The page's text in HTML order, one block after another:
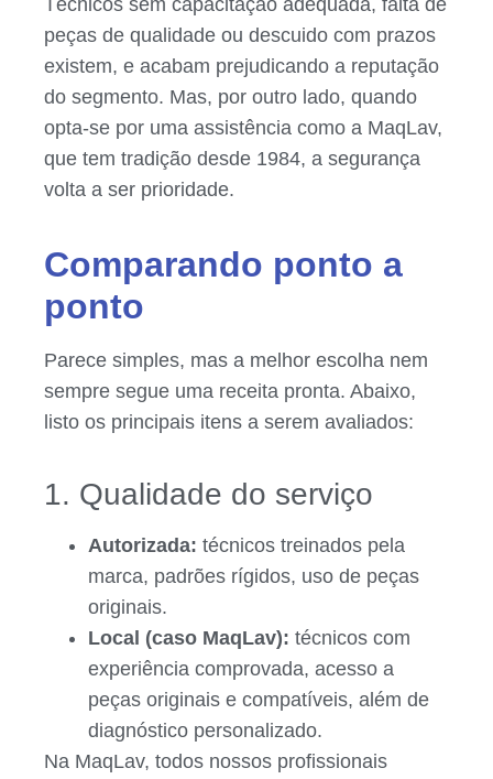
peças de qualidade ou descuido com prazos
existem, e acabam prejudicando a reputação
do segmento. Mas, por outro lado, quando
opta-se por uma assistência como a MaqLav,
que tem tradição desde 1984, a segurança
volta a ser prioridade.
Comparando ponto a
ponto
Parece simples, mas a melhor escolha nem
sempre segue uma receita pronta. Abaixo,
listo os principais itens a serem avaliados:
1. Qualidade do serviço
Autorizada: técnicos treinados pela
marca, padrões rígidos, uso de peças
originais.
Local (caso MaqLav): técnicos com
experiência comprovada, acesso a
peças originais e compatíveis, além de
diagnóstico personalizado.
Na MaqLav, todos nossos profissionais